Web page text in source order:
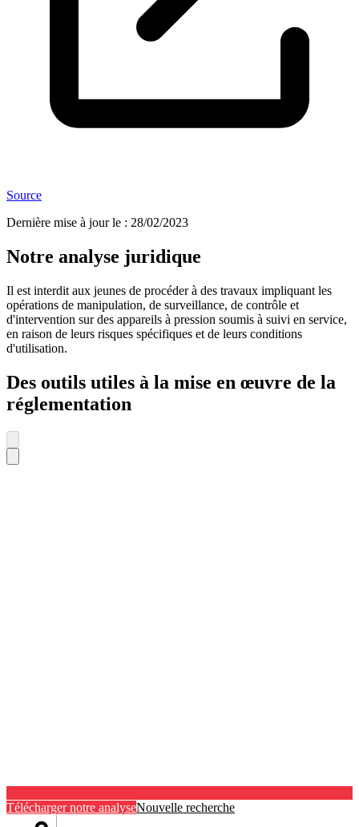
Source
Dernière mise à jour le : 28/02/2023
Notre analyse juridique
Il est interdit aux jeunes de procéder à des travaux impliquant les
opérations de manipulation, de surveillance, de contrôle et
d'intervention sur des appareils à pression soumis à suivi en service,
en raison de leurs risques spécifiques et de leurs conditions
d'utilisation.
Des outils utiles à la mise en œuvre de la
réglementation
Télécharger notre analyseNouvelle recherche